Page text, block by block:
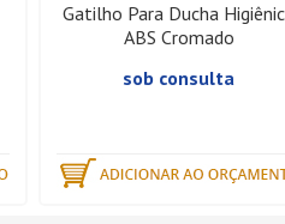
Gatilho Para Ducha
ABS Cromado
sob consulta